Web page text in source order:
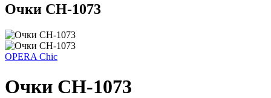
Очки CH-1073
OPERA Chic
Очки CH-1073